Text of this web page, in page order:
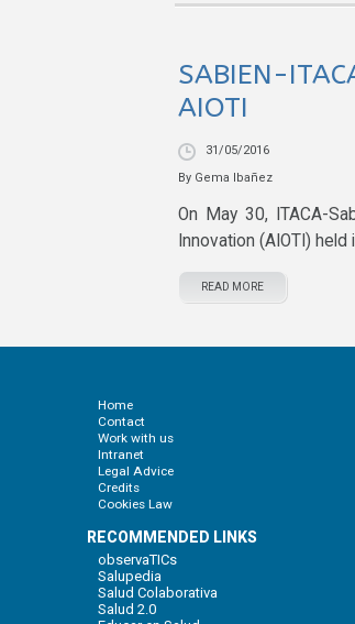
SABIEN-
AIOTI
31/05/2016
By Gema Ibañez
On May 30, ITACA-
Innovation (AIOTI)
READ MORE
Home
Contact
Work with us
Intranet
Legal Advice
Credits
Cookies Law
RECOMMENDED LINKS
observaTICs
Salupedia
Salud Colaborativa
Salud 2.0